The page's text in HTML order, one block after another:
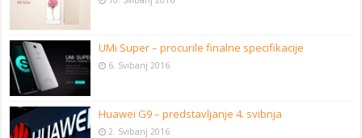
UMi Super – procurile finalne specifikacije
6. Svibanj 2016
Huawei G9 – predstavljanje 4. svibnja
2. Svibanj 2016